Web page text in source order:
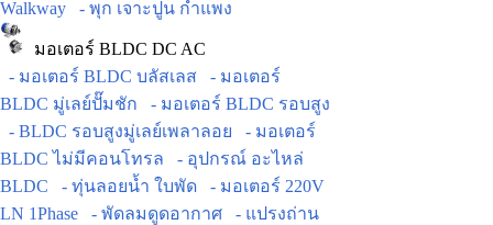
Walkway
- พุก เจาะปูน กำแพง
มอเตอร์ BLDC DC AC
- มอเตอร์ BLDC บลัสเลส
- มอเตอร์
BLDC มู่เลย์ปั๊มชัก
- มอเตอร์ BLDC รอบสูง
- BLDC รอบสูงมู่เลย์เพลาลอย
- มอเตอร์
BLDC ไม่มีคอนโทรล
- อุปกรณ์ อะไหล่
BLDC
- ทุ่นลอยน้ำ ใบพัด
- มอเตอร์ 220V
LN 1Phase
- พัดลมดูดอากาศ
- แปรงถ่าน